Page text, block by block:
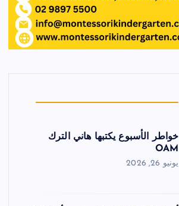
خواطر الأسبوع يكتبها هاني الترك
OAM
يونيو 26, 2026